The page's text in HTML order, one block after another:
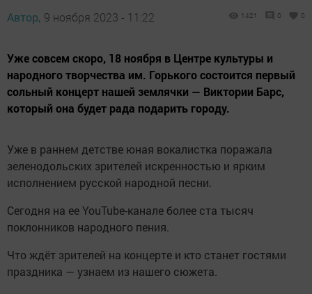
Автор, 9 ноября 2023 - 11:22 1421 0 0
Уже совсем скоро, 18 ноября в Центре культуры и
народного творчества им. Горького состоится первый
сольный концерт нашей землячки — Виктории Барс,
который она будет рада подарить городу.
Уже в раннем детстве юная вокалистка поражала
зеленодольских зрителей искренностью и ярким
исполнением русской народной песни.
Сегодня на ее YouTube-канале более ста тысяч
поклонников народного пения.
Что ждёт зрителей на концерте и кто станет гостями
праздника — узнаем из нашего сюжета.